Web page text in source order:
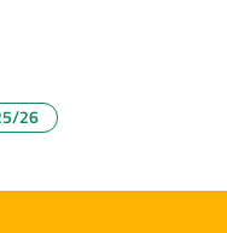
26